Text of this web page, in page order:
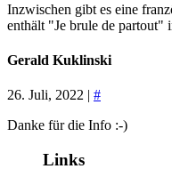
Inzwischen gibt es eine
enthält "Je brule de partout"
Gerald Kuklinski
26. Juli, 2022 | #
Danke für die Info :-)
Links